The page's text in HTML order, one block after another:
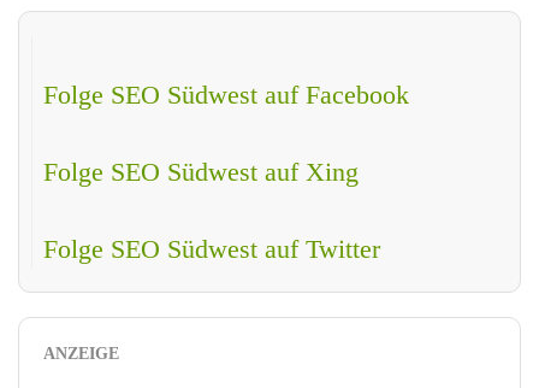
Folge SEO Südwest auf Facebook
Folge SEO Südwest auf Xing
Folge SEO Südwest auf Twitter
ANZEIGE